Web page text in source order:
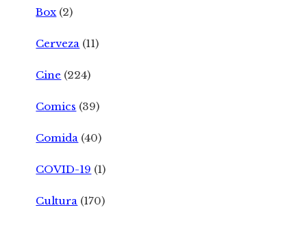
Box (2)
Cerveza (11)
Cine (224)
Comics (39)
Comida (40)
COVID-19 (1)
Cultura (170)